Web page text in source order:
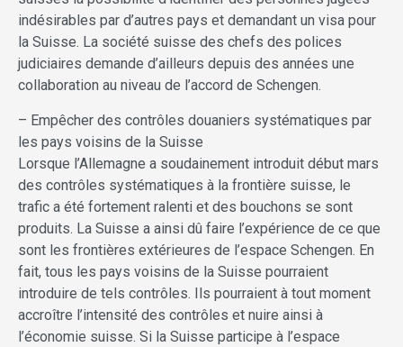
indésirables par d’autres pays et demandant un visa pour
la Suisse. La société suisse des chefs des polices
judiciaires demande d’ailleurs depuis des années une
collaboration au niveau de l’accord de Schengen.
– Empêcher des contrôles douaniers systématiques par
les pays voisins de la Suisse
Lorsque l’Allemagne a soudainement introduit début mars
des contrôles systématiques à la frontière suisse, le
trafic a été fortement ralenti et des bouchons se sont
produits. La Suisse a ainsi dû faire l’expérience de ce que
sont les frontières extérieures de l’espace Schengen. En
fait, tous les pays voisins de la Suisse pourraient
introduire de tels contrôles. Ils pourraient à tout moment
accroître l’intensité des contrôles et nuire ainsi à
l’économie suisse. Si la Suisse participe à l’espace